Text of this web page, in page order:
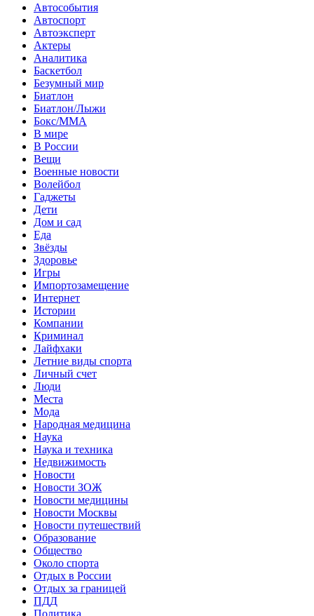
Автособытия
Автоспорт
Автоэксперт
Актеры
Аналитика
Баскетбол
Безумный мир
Биатлон
Биатлон/Лыжи
Бокс/MMA
В мире
В России
Вещи
Военные новости
Волейбол
Гаджеты
Дети
Дом и сад
Еда
Звёзды
Здоровье
Игры
Импортозамещение
Интернет
Истории
Компании
Криминал
Лайфхаки
Летние виды спорта
Личный счет
Люди
Места
Мода
Народная медицина
Наука
Наука и техника
Недвижимость
Новости
Новости ЗОЖ
Новости медицины
Новости Москвы
Новости путешествий
Образование
Общество
Около спорта
Отдых в России
Отдых за границей
ПДД
Политика